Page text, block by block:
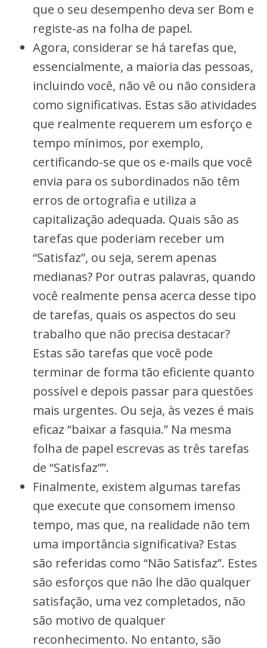
que o seu desempenho deva ser Bom e
registe-as na folha de papel.
Agora, considerar se há tarefas que,
essencialmente, a maioria das pessoas,
incluindo você, não vê ou não considera
como significativas. Estas são atividades
que realmente requerem um esforço e
tempo mínimos, por exemplo,
certificando-se que os e-mails que você
envia para os subordinados não têm
erros de ortografia e utiliza a
capitalização adequada. Quais são as
tarefas que poderiam receber um
“Satisfaz”, ou seja, serem apenas
medianas? Por outras palavras, quando
você realmente pensa acerca desse tipo
de tarefas, quais os aspectos do seu
trabalho que não precisa destacar?
Estas são tarefas que você pode
terminar de forma tão eficiente quanto
possível e depois passar para questões
mais urgentes. Ou seja, às vezes é mais
eficaz “baixar a fasquia.” Na mesma
folha de papel escrevas as três tarefas
de “Satisfaz””.
Finalmente, existem algumas tarefas
que execute que consomem imenso
tempo, mas que, na realidade não tem
uma importância significativa? Estas
são referidas como “Não Satisfaz”. Estes
são esforços que não lhe dão qualquer
satisfação, uma vez completados, não
são motivo de qualquer
reconhecimento. No entanto, são